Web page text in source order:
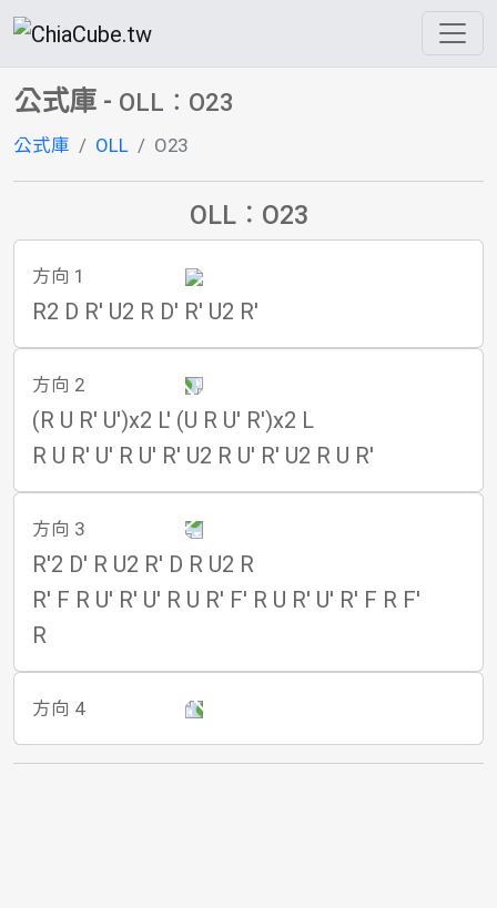
公式庫 - OLL：O23
公式庫 OLL O23
OLL：O23
方向 1
R2 D R' U2 R D' R' U2 R'
方向 2
(R U R' U')x2 L' (U R U' R')x2 L
R U R' U' R U' R' U2 R U' R' U2 R U R'
方向 3
R'2 D' R U2 R' D R U2 R
R' F R U' R' U' R U R' F' R U R' U' R' F R F'
R
方向 4